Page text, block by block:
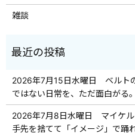
雑談
2026年7月15日水曜日 ベルト
ではない日常を、ただ面白がる。
2026年7月8日水曜日 マイケル
手先を捨てて「イメージ」で踊れ